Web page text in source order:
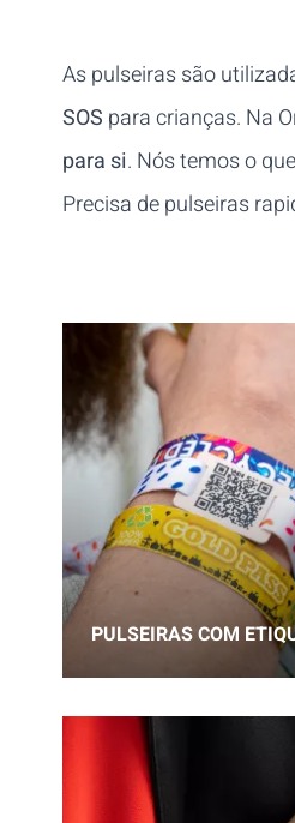
As pulseiras são
SOS para crianças. Na
para si. Nós temos o
Precisa de pulseiras
PULSEIRAS COM